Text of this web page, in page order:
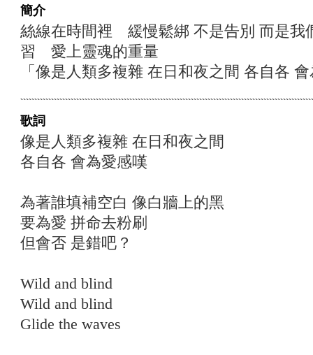
簡介
絲線在時間裡 緩慢鬆綁 不是告別 而是我
習 愛上靈魂的重量
「像是人類多複雜 在日和夜之間 各自各
歌詞
像是人類多複雜 在日和夜之間
各自各 會為愛感嘆
為著誰填補空白 像白牆上的黑
要為愛 拼命去粉刷
但會否 是錯吧？
Wild and blind
Wild and blind
Glide the waves